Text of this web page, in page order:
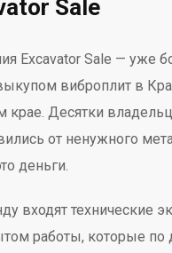
Sale
Excavator Sale — уже
виброплит в
крае. Десятки
от ненужного
деньги.
входят технические
работы, которые по